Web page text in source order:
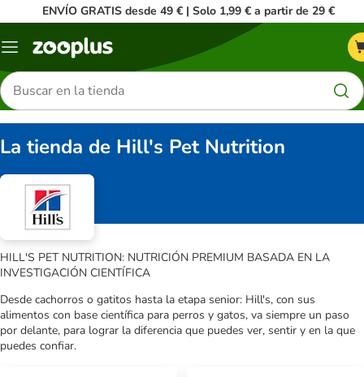
ENVÍO GRATIS desde 49 € | Solo 1,99 € a partir de 29 €
Menú
Buscar
productos
La tienda de Hill's Pet Nutrition
HILL'S PET NUTRITION: NUTRICIÓN PREMIUM BASADA EN LA
INVESTIGACIÓN CIENTÍFICA
Desde cachorros o gatitos hasta la etapa senior: Hill's, con sus
alimentos con base científica para perros y gatos, va siempre un paso
por delante, para lograr la diferencia que puedes ver, sentir y en la que
puedes confiar.